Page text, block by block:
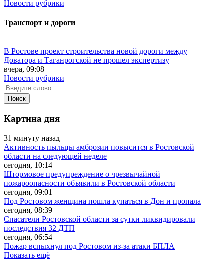
Новости рубрики
Транспорт и дороги
В Ростове проект строительства новой дороги между
Доватора и Таганрогской не прошел экспертизу
вчера, 09:08
Новости рубрики
Картина дня
31 минуту назад
Активность пыльцы амброзии повысится в Ростовской
области на следующей неделе
сегодня, 10:14
Штормовое предупреждение о чрезвычайной
пожароопасности объявили в Ростовской области
сегодня, 09:01
Под Ростовом женщина пошла купаться в Дон и пропала
сегодня, 08:39
Спасатели Ростовской области за сутки ликвидировали
последствия 32 ДТП
сегодня, 06:54
Пожар вспыхнул под Ростовом из-за атаки БПЛА
Показать ещё